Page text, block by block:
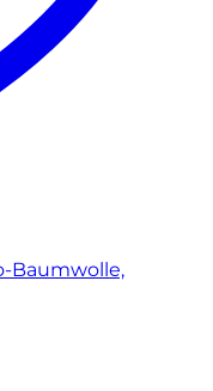
Baumwolle,